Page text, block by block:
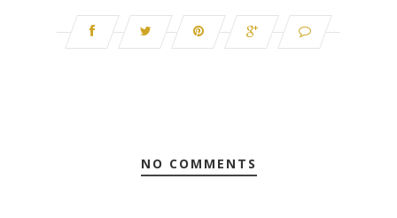
NO COMMENTS